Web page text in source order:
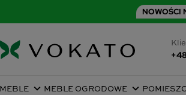
NOWOŚCI
MEBLE MEBLE OGRODOWE